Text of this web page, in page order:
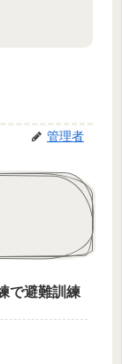
管理者
で避難訓練